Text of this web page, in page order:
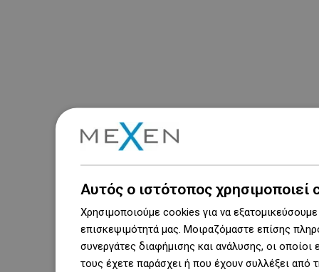
Αυτός ο ιστότοπος χρησιμοποιεί
Χρησιμοποιούμε cookies για να
επισκεψιμότητά μας. Μοιραζόμαστε επίσης
συνεργάτες διαφήμισης και ανάλυσης, οι
τους έχετε παράσχει ή που έχουν συλλέξει